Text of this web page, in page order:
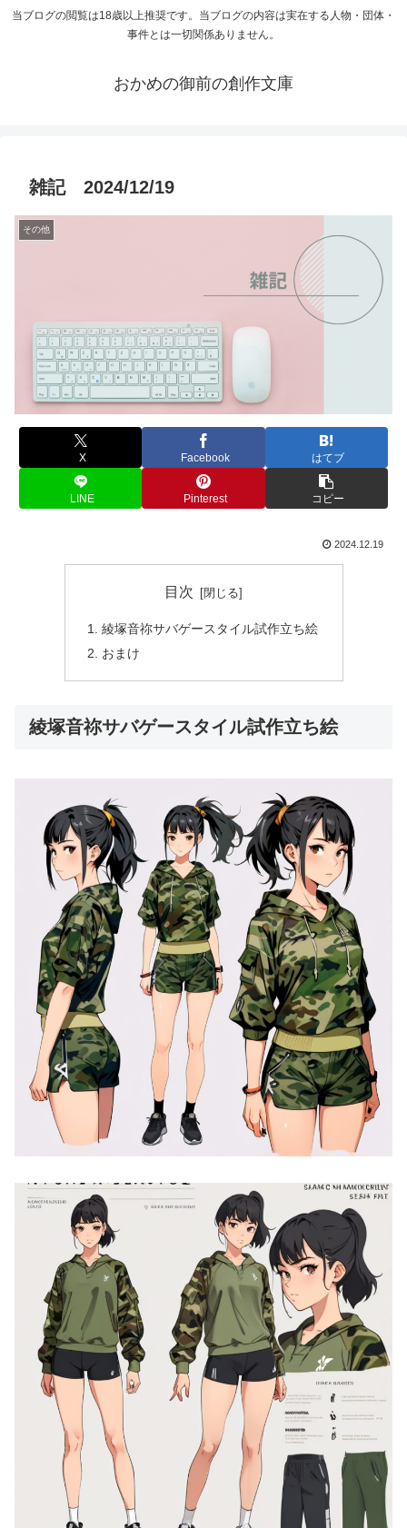
当ブログの閲覧は18歳以上推奨です。当ブログの内容は実在する人物・団体・
事件とは一切関係ありません。
おかめの御前の創作文庫
雑記 2024/12/19
その他
X Facebook はてブ
LINE Pinterest コピー
2024.12.19
目次
綾塚音祢サバゲースタイル試作立ち絵
おまけ
綾塚音祢サバゲースタイル試作立ち絵